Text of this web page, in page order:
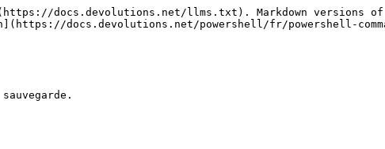
docs.devolutions.net/llms.txt). Markdown versions of
docs.devolutions.net/powershell/fr/powershell-